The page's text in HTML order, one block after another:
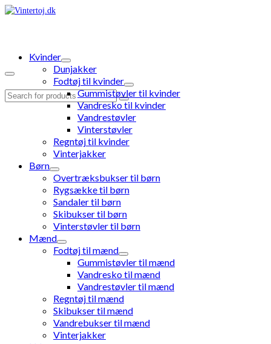
Search
Kvinder
Dunjakker
Fodtøj til kvinder
Gummistøvler til kvinder
Vandresko til kvinder
Vandrestøvler
Vinterstøvler
Regntøj til kvinder
Vinterjakker
Børn
Overtræksbukser til børn
Rygsække til børn
Sandaler til børn
Skibukser til børn
Vinterstøvler til børn
Mænd
Fodtøj til mænd
Gummistøvler til mænd
Vandresko til mænd
Vandrestøvler til mænd
Regntøj til mænd
Skibukser til mænd
Vandrebukser til mænd
Vinterjakker